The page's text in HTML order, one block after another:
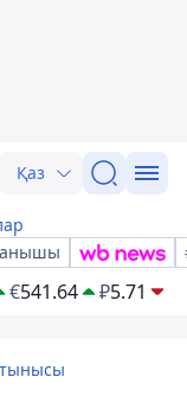
Қаз
€541.64 ₽5.71